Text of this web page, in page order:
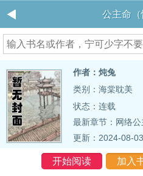
公主命（
作者：炖兔
类别：海棠耽美
状态：连载
最新章节： 网络公
更新：2024-08-
开始阅读 加入